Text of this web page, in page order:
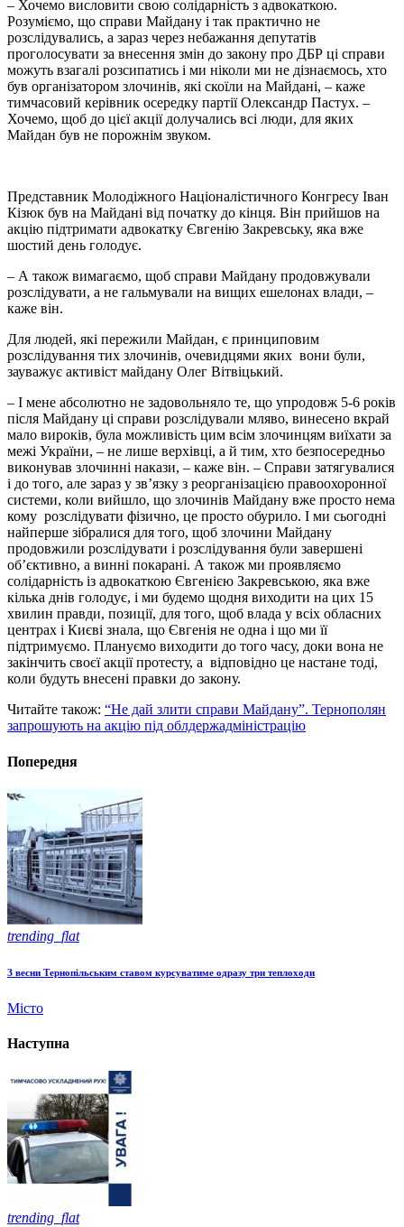
– Хочемо висловити свою солідарність з адвокаткою.
Розуміємо, що справи Майдану і так практично не
розслідувались, а зараз через небажання депутатів
проголосувати за внесення змін до закону про ДБР ці справи
можуть взагалі розсипатись і ми ніколи ми не дізнаємось, хто
був організатором злочинів, які скоїли на Майдані, – каже
тимчасовий керівник осередку партії Олександр Пастух. –
Хочемо, щоб до цієї акції долучались всі люди, для яких
Майдан був не порожнім звуком.
Представник Молодіжного Націоналістичного Конгресу Іван
Кізюк був на Майдані від початку до кінця. Він прийшов на
акцію підтримати адвокатку Євгенію Закревську, яка вже
шостий день голодує.
– А також вимагаємо, щоб справи Майдану продовжували
розслідувати, а не гальмували на вищих ешелонах влади, –
каже він.
Для людей, які пережили Майдан, є принциповим
розслідування тих злочинів, очевидцями яких вони були,
зауважує активіст майдану Олег Вітвіцький.
– І мене абсолютно не задовольняло те, що упродовж 5-6 років
після Майдану ці справи розслідували мляво, винесено вкрай
мало вироків, була можливість цим всім злочинцям виїхати за
межі України, – не лише верхівці, а й тим, хто безпосередньо
виконував злочинні накази, – каже він. – Справи затягувалися
і до того, але зараз у зв’язку з реорганізацією правоохоронної
системи, коли вийшло, що злочинів Майдану вже просто нема
кому розслідувати фізично, це просто обурило. І ми сьогодні
найперше зібралися для того, щоб злочини Майдану
продовжили розслідувати і розслідування були завершені
об’єктивно, а винні покарані. А також ми проявляємо
солідарність із адвокаткою Євгенією Закревською, яка вже
кілька днів голодує, і ми будемо щодня виходити на цих 15
хвилин правди, позиції, для того, щоб влада у всіх обласних
центрах і Києві знала, що Євгенія не одна і що ми її
підтримуємо. Плануємо виходити до того часу, доки вона не
закінчить своєї акції протесту, а відповідно це настане тоді,
коли будуть внесені правки до закону.
Читайте також: “Не дай злити справи Майдану”. Тернополян
запрошують на акцію під облдержадміністрацію
Попередня
trending_flat
З весни Тернопільським ставом курсуватиме одразу три теплоходи
Місто
Наступна
trending_flat